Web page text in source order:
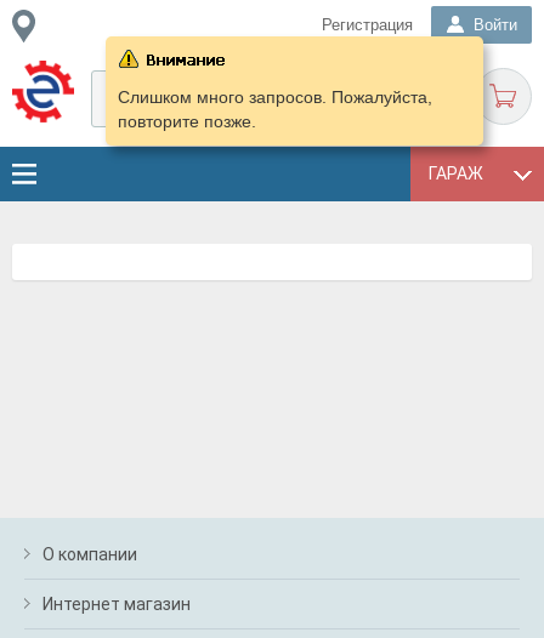
Регистрация Войти
ГАРАЖ
Слишком много запросов. Пожалуйста,
повторите позже.
О компании
Интернет магазин